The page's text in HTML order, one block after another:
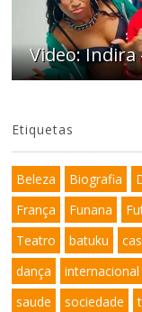
Video: Indira
Etiquetas
Beleza Biografia
França
Funana
Teatro
batuku
dança
internacional
saude
sociedade